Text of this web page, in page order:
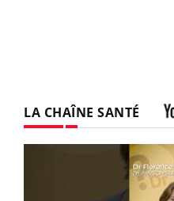
LA CHAÎNE SANTÉ